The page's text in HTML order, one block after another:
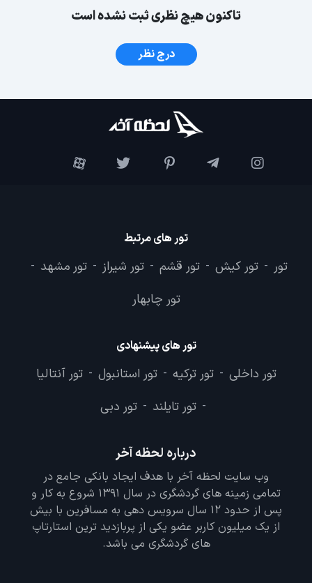
تاکنون هیچ نظری ثبت نشده است
درج نظر
تور های مرتبط
تور - تور کیش - تور قشم - تور شیراز - تور مشهد -
تور چابهار
تور های پیشنهادی
تور داخلی - تور ترکیه - تور استانبول - تور آنتالیا
- تور تایلند - تور دبی
درباره لحظه آخر
وب سایت لحظه آخر با هدف ایجاد بانکی جامع در
تمامی زمینه های گردشگری در سال 1391 شروع به کار و
پس از حدود 12 سال سرویس دهی به مسافرین با بیش
از یک میلیون کاربر عضو یکی از پربازدید ترین استارتاپ
های گردشگری می باشد.